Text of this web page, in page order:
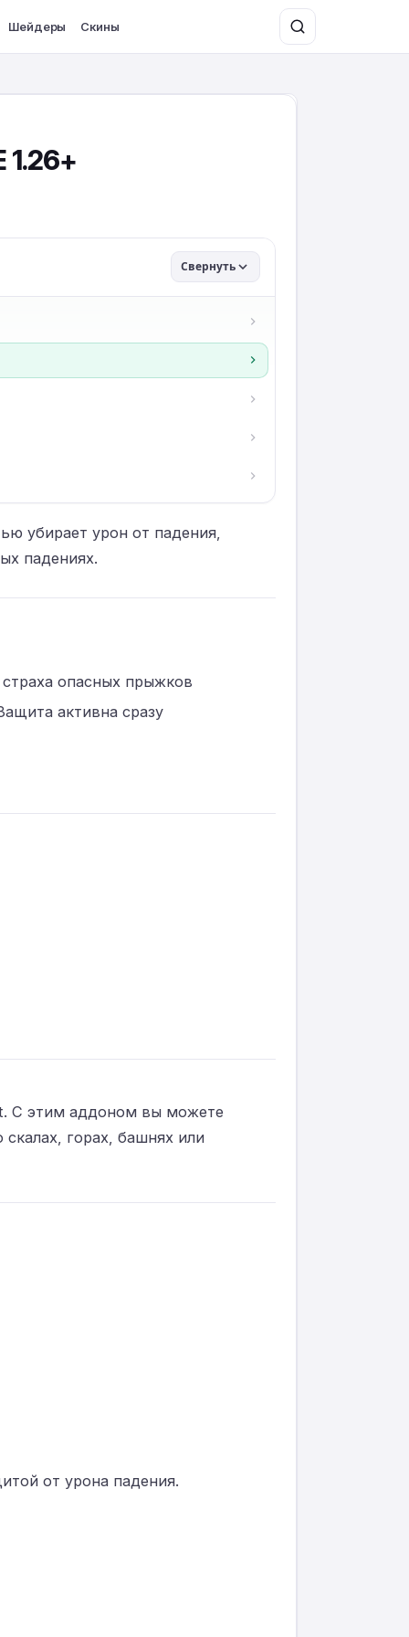
Шейдеры Скины
1.26+
Свернуть
убирает урон от падения,
падениях.
опасных прыжков
активна сразу
С этим аддоном вы можете
горах, башнях или
от урона падения.